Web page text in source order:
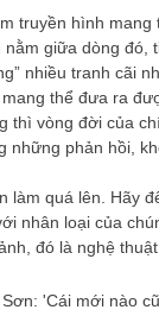
truyền hình
giữa dòng đó,
nhiều tranh cãi
thể đưa ra
thì vòng đời của
những phản hồi,
làm quá lên. Hãy
nhân loại của
đó là nghệ thuật.